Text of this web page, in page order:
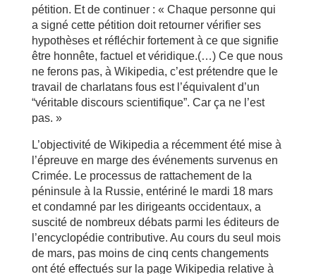
pétition. Et de continuer : « Chaque personne qui
a signé cette pétition doit retourner vérifier ses
hypothèses et réfléchir fortement à ce que signifie
être honnête, factuel et véridique.(…) Ce que nous
ne ferons pas, à Wikipedia, c’est prétendre que le
travail de charlatans fous est l’équivalent d’un
“véritable discours scientifique”. Car ça ne l’est
pas. »
L’objectivité de Wikipedia a récemment été mise à
l’épreuve en marge des événements survenus en
Crimée. Le processus de rattachement de la
péninsule à la Russie, entériné le mardi 18 mars
et condamné par les dirigeants occidentaux, a
suscité de nombreux débats parmi les éditeurs de
l’encyclopédie contributive. Au cours du seul mois
de mars, pas moins de cinq cents changements
ont été effectués sur la page Wikipedia relative à